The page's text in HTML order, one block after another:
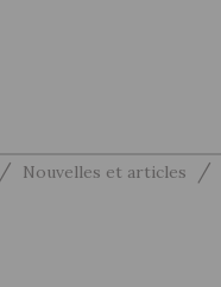
/ Nouvelles et articles /